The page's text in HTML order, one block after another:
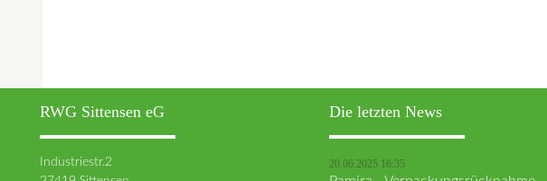
RWG Sittensen eG
Industriestr.2
Die letzten News
20.06.2025 16:35